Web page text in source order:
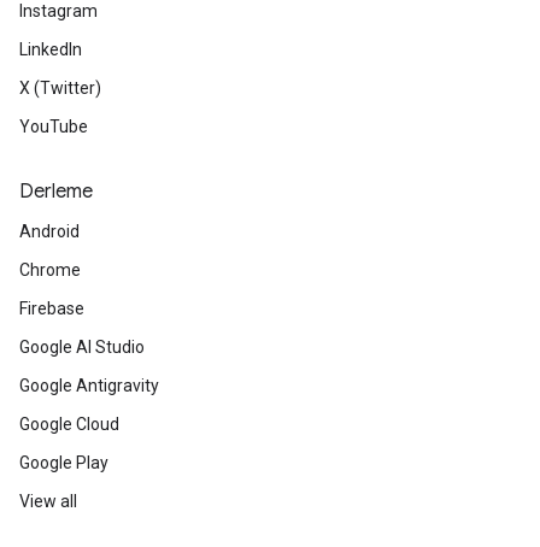
Instagram
LinkedIn
X (Twitter)
YouTube
Derleme
Android
Chrome
Firebase
Google AI Studio
Google Antigravity
Google Cloud
Google Play
View all